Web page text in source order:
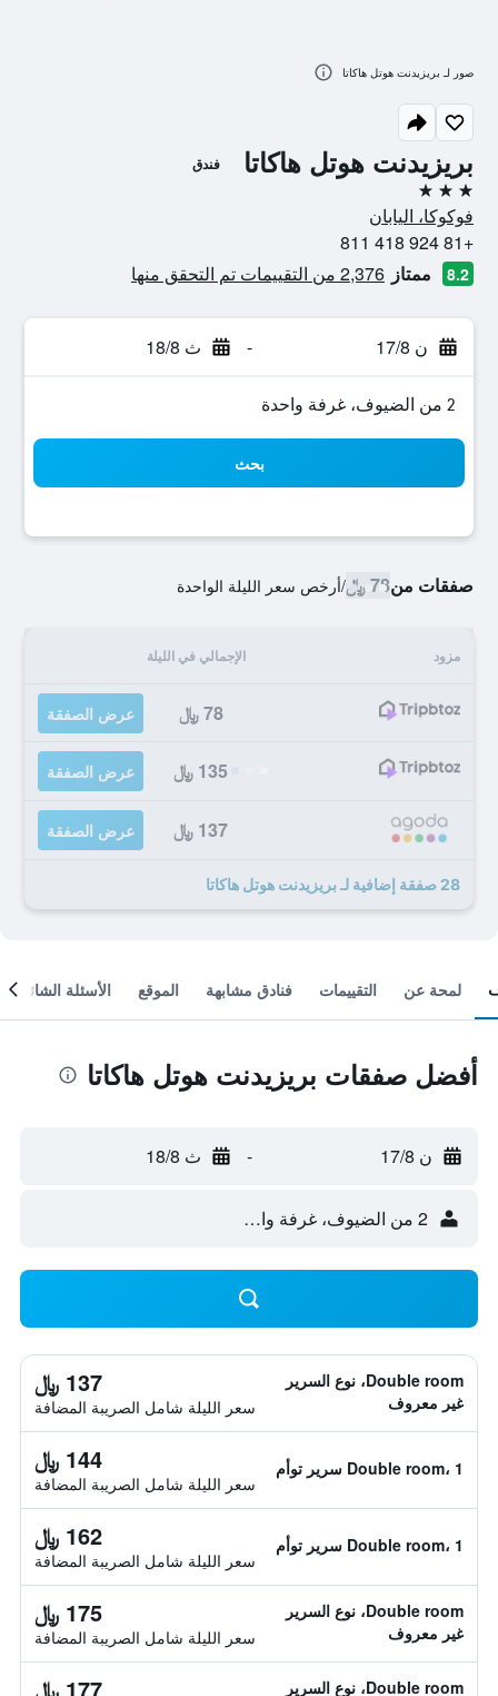
بريزيدنت هوتل هاكاتا فندق
3 نجوم
فوكوكا، اليابان
+81 924 418 811
8.2 ممتاز 2,376 من التقييمات تم التحقق منها
ن 17/8 - ث 18/8
2 من الضيوف، غرفة واحدة
بحث
صفقات من78 ﷼ /أرخص سعر الليلة الواحدة
مزود الإجمالي في الليلة
78 ﷼ عرض الصفقة
135 ﷼ عرض الصفقة
137 ﷼ عرض الصفقة
28 صفقة إضافية لـ بريزيدنت هوتل هاكاتا
صور لـ بريزيدنت هوتل هاكاتا
لمحة عن التقييمات فنادق مشابهة الموقع الأسئلة الشائعة
أفضل صفقات بريزيدنت هوتل هاكاتا
ن 17/8 - ث 18/8
2 من الضيوف، غرفة واحدة
Double room، نوع السرير
غير معروف
137 ﷼
سعر الليلة شامل الصريبة المضافة
Double room، 1 سرير توأم 144 ﷼
سعر الليلة شامل الصريبة المضافة
Double room، 1 سرير توأم 162 ﷼
سعر الليلة شامل الصريبة المضافة
Double room، نوع السرير
غير معروف
175 ﷼
سعر الليلة شامل الصريبة المضافة
Double room، نوع السرير
177 ﷼